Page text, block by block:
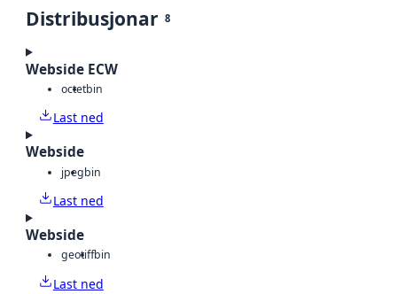
Distribusjonar 8
Webside ECW
octetbin
Last ned
Webside
jpegbin
Last ned
Webside
geotiffbin
Last ned